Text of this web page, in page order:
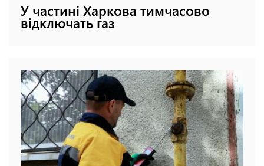
У частині Харкова тимчасово
відключать газ